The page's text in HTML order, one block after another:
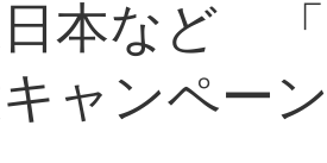
日本など
ャンペー